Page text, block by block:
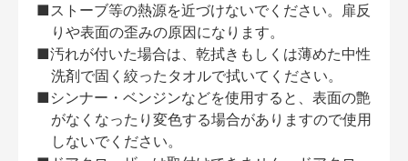
■ストーブ等の熱源を近づけないでください。扉反
りや表面の歪みの原因になります。
■汚れが付いた場合は、乾拭きもしくは薄めた中性
洗剤で固く絞ったタオルで拭いてください。
■シンナー・ベンジンなどを使用すると、表面の艶
がなくなったり変色する場合がありますので使用
しないでください。